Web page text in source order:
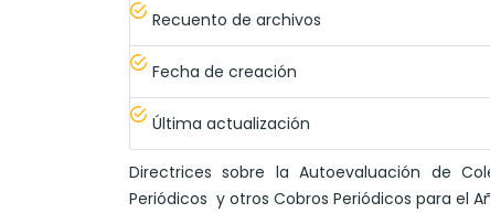
Recuento de archivos
Fecha de creación
Última actualización
Directrices sobre la Autoevaluación de
Periódicos y otros Cobros Periódicos para el